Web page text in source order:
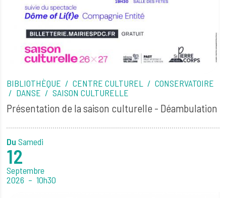
BIBLIOTHÈQUE CENTRE CULTUREL
CONSERVATOIRE
DANSE
SAISON CULTURELLE
Présentation de la saison culturelle - Déambulation
DuSamedi
12
Septembre
2026
10h30